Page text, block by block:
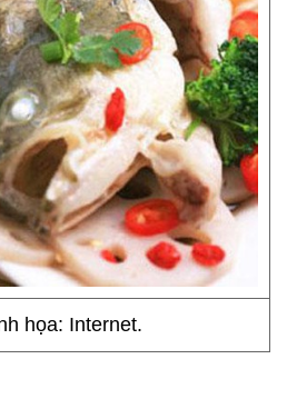
họa: Internet.